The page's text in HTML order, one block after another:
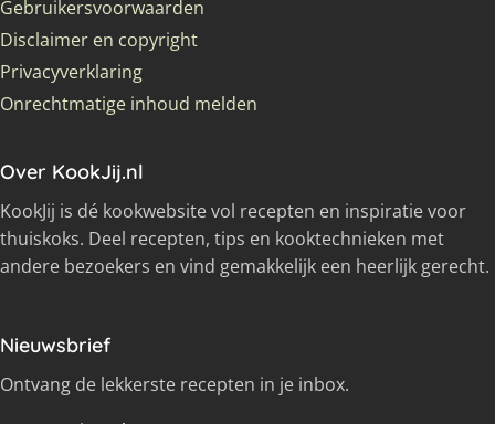
Gebruikersvoorwaarden
Disclaimer en copyright
Privacyverklaring
Onrechtmatige inhoud melden
Over KookJij.nl
KookJij is dé kookwebsite vol recepten en inspiratie voor
thuiskoks. Deel recepten, tips en kooktechnieken met
andere bezoekers en vind gemakkelijk een heerlijk gerecht.
Nieuwsbrief
Ontvang de lekkerste recepten in je inbox.